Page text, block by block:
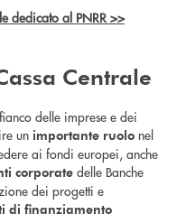
dedicato al PNRR >>
Centrale
delle imprese e dei
un importante ruolo nel
ai fondi europei, anche
corporate delle Banche
dei progetti e
di finanziamento